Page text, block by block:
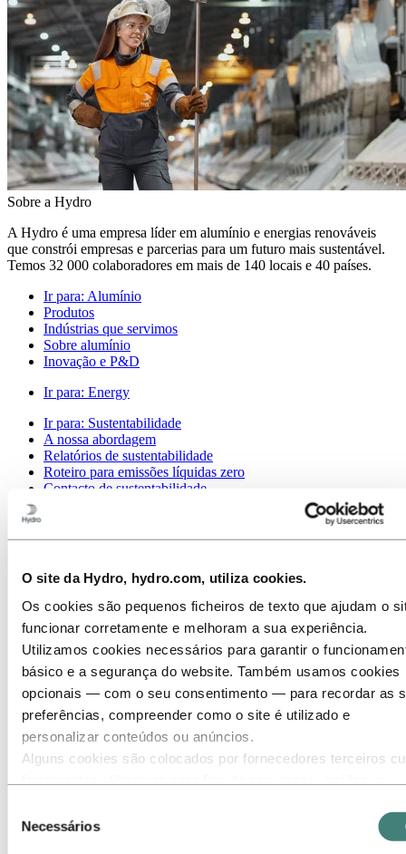
O site da Hydro, hydro.com, utiliza cookies.
Os cookies são pequenos ficheiros de texto que ajudam o
funcionar corretamente e melhoram a sua experiência.
Utilizamos cookies necessários para garantir o
básico e a segurança do website. Também usamos cookies
opcionais — com o seu consentimento — para recordar as
preferências, compreender como o site é utilizado e
personalizar conteúdos ou anúncios.
Alguns cookies são colocados por fornecedores terceiros
recolhidas através da sua utilização do nosso site com
informações que lhes forneceu ou que recolheram através
Necessários
Sobre a Hydro
A Hydro é uma empresa líder em alumínio e energias renováveis
que constrói empresas e parcerias para um futuro mais sustentável.
Temos 32 000 colaboradores em mais de 140 locais e 40 países.
Ir para: Alumínio
Produtos
Indústrias que servimos
Sobre alumínio
Inovação e P&D
Ir para: Energy
Ir para: Sustentabilidade
A nossa abordagem
Relatórios de sustentabilidade
Roteiro para emissões líquidas zero
Contacto de sustentabilidade
Oportunidades de emprego
Áreas profissionais
Conheça a nossa equipa
Processo de recrutamento
Contato e perguntas frequentes
Ir para:
Ir para:Meios de comunicação
Contactos de meios de comunicação
Um breve olhar sobre a Hydro
Galeria de mídia
Indústrias que importam